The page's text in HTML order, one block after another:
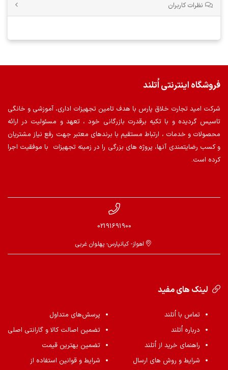
نظرات کاربران
فروشگاه اینترنتی اُتلند
شرکت امید تجارت خلاق پارس با هدف تامین تجهیزات اداری، آموزشی و خانگی
تاسیس گردیده و با تکیه برقدرت بازرگانی خود ، تعهد و مسئولیت در ارائه
محصولات و خدمات ، ارتباط مستقیم با برندهای معتبر جهت رفع نیاز مشتریان
و کسب رضایتمندی آنها، پروژه های بزرگی را در زمینه تجهیزات با موفقیت اجرا
کرده است.
02191691900
اهواز- کیانپارس- پهلوان غربی
لینک های مفید
تماس با اُتلند
درباره اُتلند
راهنمای خرید از اُتلند
شرایط و روش های ارسال
پرسش‌های متداول
تضمین اصالت کالا و گارانتی اصلی
تضمین بهترین قیمت
شرایط و قوانین استفاده از